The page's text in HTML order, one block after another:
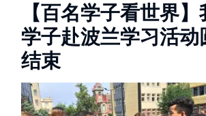
【百名学子看世界
学子赴波兰学习活动
结束